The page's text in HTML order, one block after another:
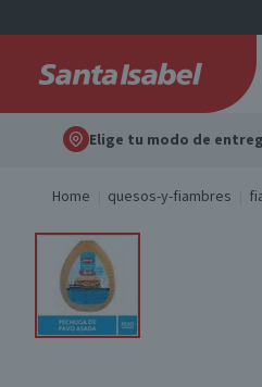
Elige tu modo de
Home quesos-y-fiambres